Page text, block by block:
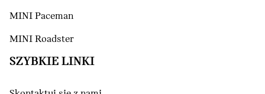
MINI Paceman
MINI Roadster
SZYBKIE LINKI